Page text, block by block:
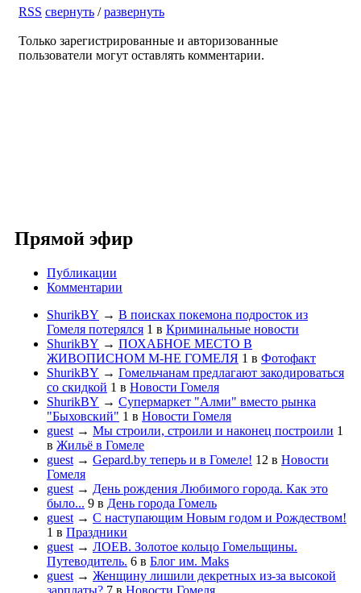
RSS свернуть /развернуть
Только зарегистрированные и авторизованные
пользователи могут оставлять комментарии.
Прямой эфир
Публикации
Комментарии
ShurikBY → В поисках покемона подросток из
Гомеля потерялся 1 в Криминальные новости
ShurikBY → ПОХАБНОЕ МЕСТО В
ЖИВОПИСНОМ М-НЕ ГОМЕЛЯ 1 в Фотофакт
ShurikBY → Гомельчанам предлагают закодироваться
со скидкой 1 в Новости Гомеля
ShurikBY → Супермаркет "Алми" вместо рынка
"Быховский" 1 в Новости Гомеля
guest → Мы строили, строили и наконец построили 1
в Жильё в Гомеле
guest → Gepard.by теперь и в Гомеле! 12 в Новости
Гомеля
guest → День рождения Любимого города. Как это
было... 9 в День города Гомель
guest → С наступающим Новым годом и Рождеством!
1 в Праздники
guest → ЛОЕВ. Золотое кольцо Гомельщины.
Путеводитель. 6 в Блог им. Maks
guest → Женщину лишили декретных из-за высокой